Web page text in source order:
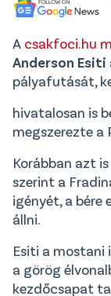
A csakfoci.hu
Anderson Esiti
pályafutását,
hivatalosan is
megszerezte a
Korábban azt
szerint a
igényét, a bére
állni.
Esiti a mostani
a görög
kezdőcsapat